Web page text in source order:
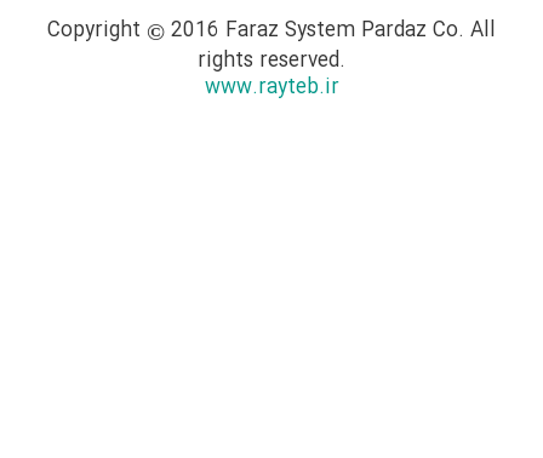
Copyright © 2016 Faraz System Pardaz Co. All
rights reserved.
www.rayteb.ir